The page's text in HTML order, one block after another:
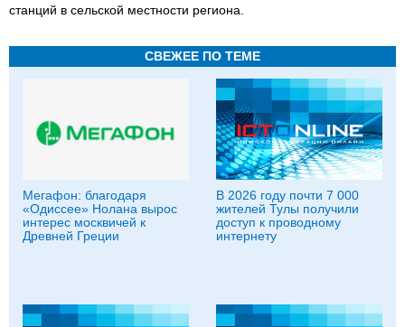
станций в сельской местности региона.
СВЕЖЕЕ ПО ТЕМЕ
Мегафон: благодаря
«Одиссее» Нолана вырос
интерес москвичей к
Древней Греции
В 2026 году почти 7 000
жителей Тулы получили
доступ к проводному
интернету